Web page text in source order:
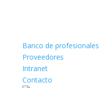
Banco de profesionales
Proveedores
Intranet
Contacto